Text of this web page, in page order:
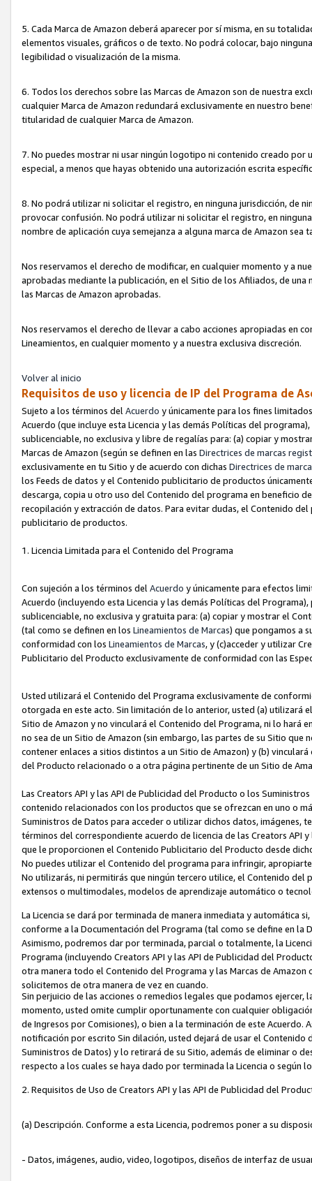
5. Cada Marca de Amazon deberá aparecer por sí misma, en su
elementos visuales, gráficos o de texto. No podrá colocar, bajo
legibilidad o visualización de la misma.
6. Todos los derechos sobre las Marcas de Amazon son de nuestra
cualquier Marca de Amazon redundará exclusivamente en nuestro
titularidad de cualquier Marca de Amazon.
7. No puedes mostrar ni usar ningún logotipo ni contenido creado por
especial, a menos que hayas obtenido una autorización escrita
8. No podrá utilizar ni solicitar el registro, en ninguna jurisdicción, de
provocar confusión. No podrá utilizar ni solicitar el registro, en
nombre de aplicación cuya semejanza a alguna marca de Amazon
Nos reservamos el derecho de modificar, en cualquier momento y a
aprobadas mediante la publicación, en el Sitio de los Afiliados, de
las Marcas de Amazon aprobadas.
Nos reservamos el derecho de llevar a cabo acciones apropiadas en
Lineamientos, en cualquier momento y a nuestra exclusiva discreción.
Volver al inicio
Requisitos de uso y licencia de IP del Programa de
Sujeto a los términos del Acuerdo y únicamente para los fines
Acuerdo (que incluye esta Licencia y las demás Políticas del
sublicenciable, no exclusiva y libre de regalías para: (a) copiar y
Marcas de Amazon (según se definen en las Directrices de marcas
exclusivamente en tu Sitio y de acuerdo con dichas Directrices de
los Feeds de datos y el Contenido publicitario de productos
descarga, copia u otro uso del Contenido del programa en beneficio
recopilación y extracción de datos. Para evitar dudas, el Contenido
publicitario de productos.
1. Licencia Limitada para el Contenido del Programa
Con sujeción a los términos del Acuerdo y únicamente para efectos
Acuerdo (incluyendo esta Licencia y las demás Políticas del
sublicenciable, no exclusiva y gratuita para: (a) copiar y mostrar el
(tal como se definen en los Lineamientos de Marcas) que pongamos a
conformidad con los Lineamientos de Marcas, y (c)acceder y utilizar
Publicitario del Producto exclusivamente de conformidad con las
Usted utilizará el Contenido del Programa exclusivamente de
otorgada en este acto. Sin limitación de lo anterior, usted (a) utilizará
Sitio de Amazon y no vinculará el Contenido del Programa, ni lo hará
no sea de un Sitio de Amazon (sin embargo, las partes de su Sitio
contener enlaces a sitios distintos a un Sitio de Amazon) y (b)
del Producto relacionado o a otra página pertinente de un Sitio de
Las Creators API y las API de Publicidad del Producto o los
contenido relacionados con los productos que se ofrezcan en uno o
Suministros de Datos para acceder o utilizar dichos datos,
términos del correspondiente acuerdo de licencia de las Creators API
que le proporcionen el Contenido Publicitario del Producto desde
No puedes utilizar el Contenido del programa para infringir,
No utilizarás, ni permitirás que ningún tercero utilice, el Contenido
extensos o multimodales, modelos de aprendizaje automático o
La Licencia se dará por terminada de manera inmediata y automática
conforme a la Documentación del Programa (tal como se define en la
Asimismo, podremos dar por terminada, parcial o totalmente, la
Programa (incluyendo Creators API y las API de Publicidad del
otra manera todo el Contenido del Programa y las Marcas de
solicitemos de otra manera de vez en cuando.
Sin perjuicio de las acciones o remedios legales que podamos
momento, usted omite cumplir oportunamente con cualquier
de Ingresos por Comisiones), o bien a la terminación de este
notificación por escrito Sin dilación, usted dejará de usar el
Suministros de Datos) y lo retirará de su Sitio, además de eliminar o
respecto a los cuales se haya dado por terminada la Licencia o según
2. Requisitos de Uso de Creators API y las API de Publicidad del
(a) Descripción. Conforme a esta Licencia, podremos poner a su
- Datos, imágenes, audio, video, logotipos, diseños de interfaz de